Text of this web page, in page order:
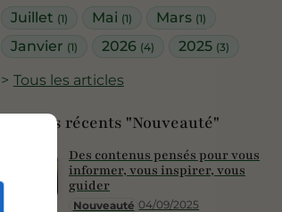
Juillet (1) Mai (1) Mars (1)
Janvier (1) 2026 (4) 2025 (3)
Tous les articles
Articles récents "Nouveauté"
Nouveauté 04/09/2025
Des contenus pensés pour vous
informer, vous inspirer, vous
guider